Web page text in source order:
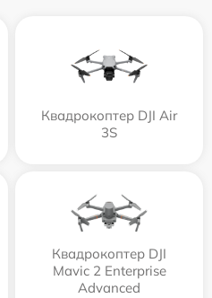
Квадрокоптер DJI Air
3S
Квадрокоптер DJI
Mavic 2 Enterprise
Advanced